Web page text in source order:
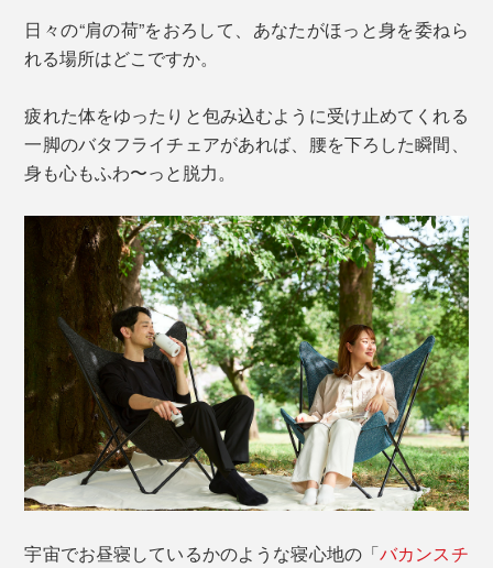
日々の“肩の荷”をおろして、あなたがほっと身を委ねら
れる場所はどこですか。
疲れた体をゆったりと包み込むように受け止めてくれる
一脚のバタフライチェアがあれば、腰を下ろした瞬間、
身も心もふわ〜っと脱力。
宇宙でお昼寝しているかのような寝心地の「バカンスチ